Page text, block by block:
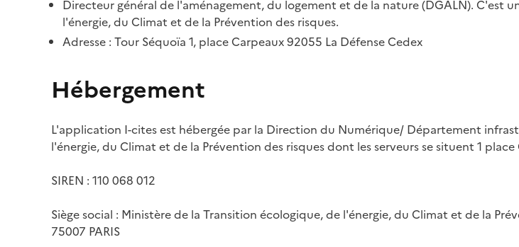
Directeur général de l'aménagement, du logement et de la nature (DGALN). C'est
l'énergie, du Climat et de la Prévention des risques.
Adresse : Tour Séquoïa 1, place Carpeaux 92055 La Défense Cedex
Hébergement
L'application I-cites est hébergée par la Direction du Numérique/ Département
l'énergie, du Climat et de la Prévention des risques dont les serveurs se situent 1
SIREN : 110 068 012
Siège social : Ministère de la Transition écologique, de l'énergie, du Climat et de la
75007 PARIS